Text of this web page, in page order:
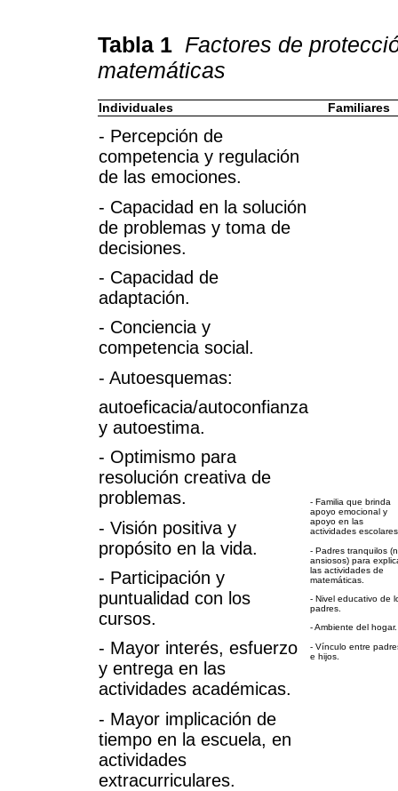
Tabla 1 Factores de
matemáticas
Individuales Familiares
- Percepción de
competencia y regulación
de las emociones.
- Capacidad en la solución
de problemas y toma de
decisiones.
- Capacidad de
adaptación.
- Conciencia y
competencia social.
- Autoesquemas:
autoeficacia/autoconfianza
y autoestima.
- Optimismo para
resolución creativa de
problemas.
- Visión positiva y
propósito en la vida.
- Participación y
puntualidad con los
cursos.
- Mayor interés, esfuerzo
y entrega en las
actividades académicas.
- Mayor implicación de
tiempo en la escuela, en
actividades
extracurriculares.
- Familia que brinda
apoyo emocional y
apoyo en las
actividades
- Padres tranquilos
ansiosos) para
las actividades de
matemáticas.
- Nivel educativo de
padres.
- Ambiente del hogar.
- Vínculo entre
e hijos.